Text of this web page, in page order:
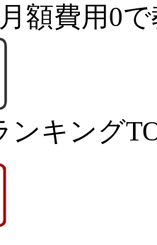
額費用0
ンキング